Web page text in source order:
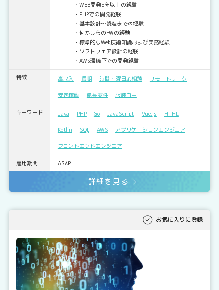
・WEB開発5年以上の経験
・PHPでの開発経験
・基本設計～製造までの経験
・何かしらのFWの経験
・標準的なWeb技術知識および実務経験
・ソフトウェア設計の経験
・AWS環境下での開発経験
特徴 高収入 長期 時間・曜日応相談 リモートワーク
安定稼働 成長案件 服装自由
キーワード Java PHP Go JavaScript Vue.js HTML
Kotlin SQL AWS アプリケーションエンジニア
フロントエンドエンジニア
雇用期間 ASAP
詳細を見る
お気に入りに登録